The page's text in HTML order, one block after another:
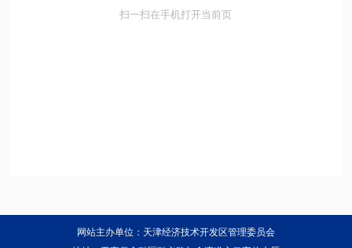
扫一扫在手机打开当前页
网站主办单位：天津经济技术开发区管理委员会